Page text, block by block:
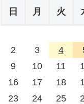
日 月 火
2
3 4
9
10 11
16
17 18
23
24 25